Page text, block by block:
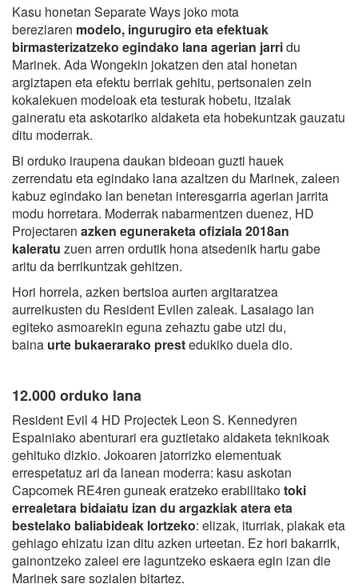
Kasu honetan Separate Ways joko mota
bereziaren modelo, ingurugiro eta efektuak
birmasterizatzeko egindako lana agerian jarridu
Marinek. Ada Wongekin jokatzen den atal honetan
argiztapen eta efektu berriak gehitu, pertsonaien zein
kokalekuen modeloak eta testurak hobetu, itzalak
gaineratu eta askotariko aldaketa eta hobekuntzak gauzatu
ditu moderrak.
Bi orduko iraupena daukan bideoan guzti hauek
zerrendatu eta egindako lana azaltzen du Marinek, zaleen
kabuz egindako lan benetan interesgarria agerian jarrita
modu horretara. Moderrak nabarmentzen duenez, HD
Projectaren azken eguneraketa ofiziala 2018an
kaleratu zuen arren ordutik hona atsedenik hartu gabe
aritu da berrikuntzak gehitzen.
Hori horrela, azken bertsioa aurten argitaratzea
aurreikusten du Resident Evilen zaleak. Lasaiago lan
egiteko asmoarekin eguna zehaztu gabe utzi du,
baina urte bukaerarako prestedukiko duela dio.
12.000 orduko lana
Resident Evil 4 HD Projectek Leon S. Kennedyren
Espainiako abenturari era guztietako aldaketa teknikoak
gehituko dizkio. Jokoaren jatorrizko elementuak
errespetatuz ari da lanean moderra: kasu askotan
Capcomek RE4ren guneak eratzeko erabilitakotoki
errealetara bidaiatu izan du argazkiak atera eta
bestelako baliabideak lortzeko: elizak, iturriak, plakak eta
gehiago ehizatu izan ditu azken urteetan. Ez hori bakarrik,
gainontzeko zaleei ere laguntzeko eskaera egin izan die
Marinek sare sozialen bitartez.